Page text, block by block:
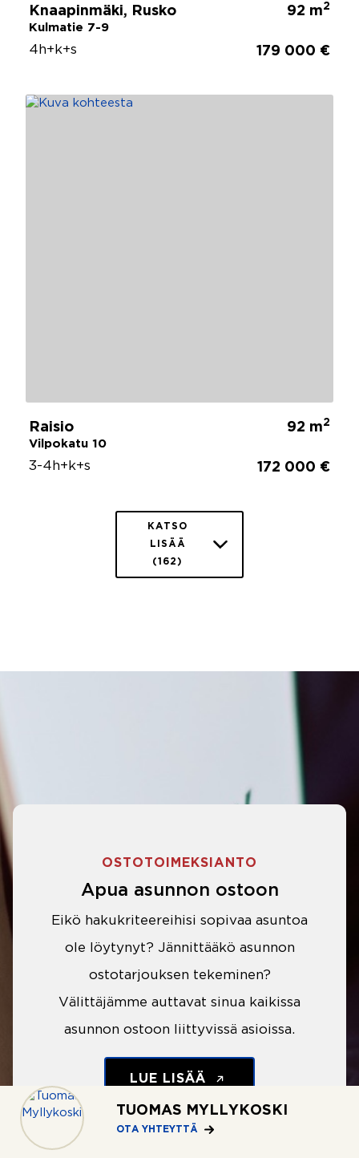
TUOMAS MYLLYKOSKI
OTA YHTEYTTÄ
Knaapinmäki, Rusko
Kulmatie 7-9
92 m2
4h+k+s 179 000 €
Raisio
Vilpokatu 10
92 m2
3-4h+k+s 172 000 €
KATSO
LISÄÄ
(162)
OSTOTOIMEKSIANTO
Apua asunnon ostoon
Eikö hakukriteereihisi sopivaa asuntoa
ole löytynyt? Jännittääkö asunnon
ostotarjouksen tekeminen?
Välittäjämme auttavat sinua kaikissa
asunnon ostoon liittyvissä asioissa.
LUE LISÄÄ